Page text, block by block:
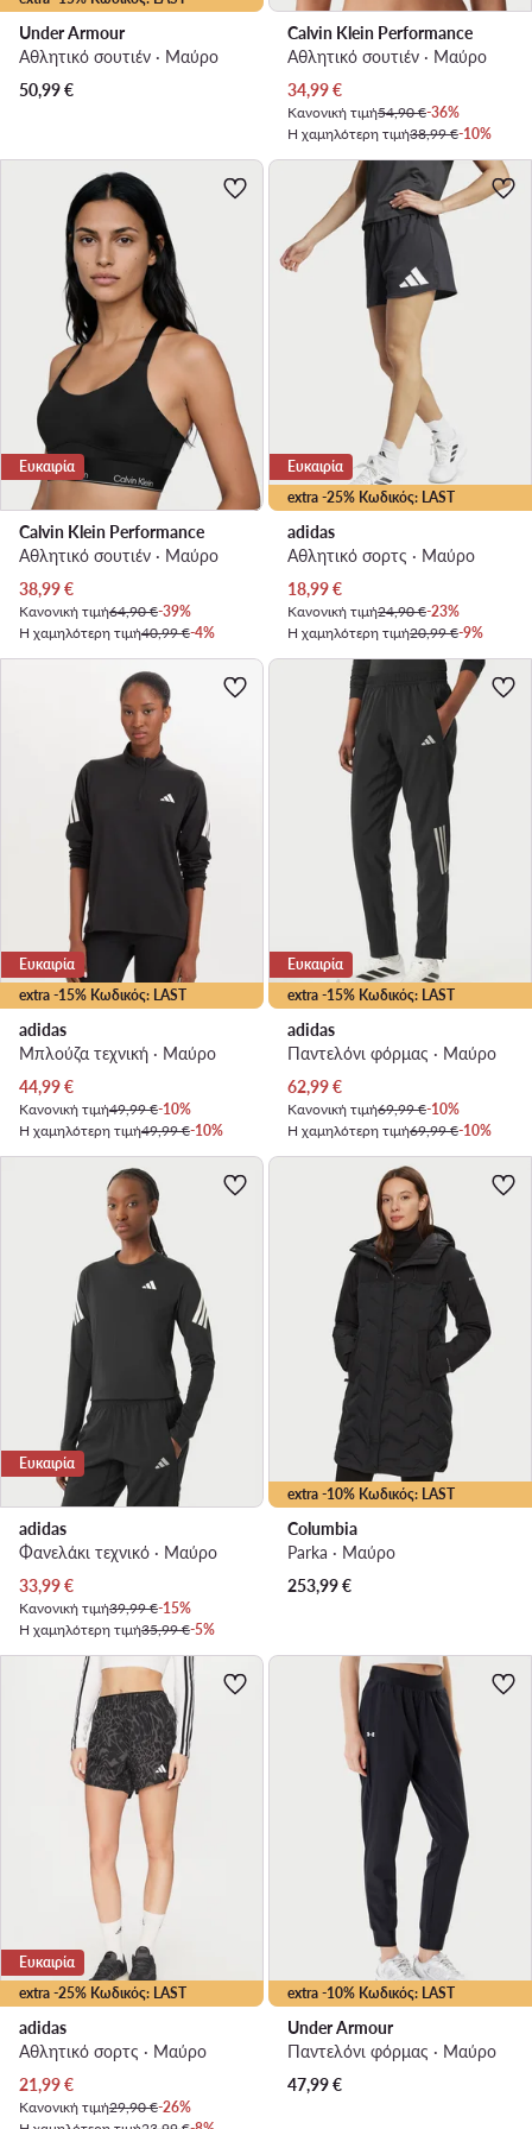
Under Armour
Αθλητικό σουτιέν · Μαύρο
50,99€
Calvin Klein Performance
Αθλητικό σουτιέν · Μαύρο
Τρέχουσα τιμή
34,99€
Κανονική τιμή54,90 €-36%
Η χαμηλότερη τιμή38,99 €-10%
Ευκαιρία
Calvin Klein Performance
Αθλητικό σουτιέν · Μαύρο
Τρέχουσα τιμή
38,99€
Κανονική τιμή64,90 €-39%
Η χαμηλότερη τιμή40,99 €-4%
extra -25% Κωδικός: LAST
Ευκαιρία
adidas
Αθλητικό σορτς · Μαύρο
Τρέχουσα τιμή
18,99€
Κανονική τιμή24,90 €-23%
Η χαμηλότερη τιμή20,99 €-9%
extra -15% Κωδικός: LAST
Ευκαιρία
adidas
Μπλούζα τεχνική · Μαύρο
Τρέχουσα τιμή
44,99€
Κανονική τιμή49,99 €-10%
Η χαμηλότερη τιμή49,99 €-10%
extra -15% Κωδικός: LAST
Ευκαιρία
adidas
Παντελόνι φόρμας · Μαύρο
Τρέχουσα τιμή
62,99€
Κανονική τιμή69,99 €-10%
Η χαμηλότερη τιμή69,99 €-10%
Ευκαιρία
adidas
Φανελάκι τεχνικό · Μαύρο
Τρέχουσα τιμή
33,99€
Κανονική τιμή39,99 €-15%
Η χαμηλότερη τιμή35,99 €-5%
extra -10% Κωδικός: LAST
Columbia
Parka · Μαύρο
253,99€
extra -25% Κωδικός: LAST
Ευκαιρία
adidas
Αθλητικό σορτς · Μαύρο
Τρέχουσα τιμή
21,99€
Κανονική τιμή29,90 €-26%
extra -10% Κωδικός: LAST
Under Armour
Παντελόνι φόρμας · Μαύρο
47,99€